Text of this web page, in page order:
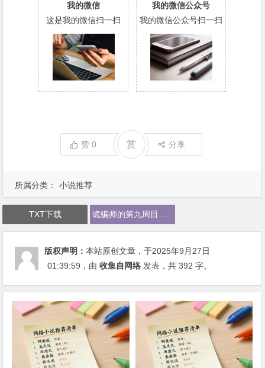
所属分类： 小说推荐
我的微信
这是我的微信扫一扫
我的微信公众号
我的微信公众号扫一扫
赞0 赏 分享
TXT下载 诡骗师的第九周目下载
版权声明：本站原创文章，于2025年9月27日
01:39:59 ，由收集自网络 发表，共 392 字。